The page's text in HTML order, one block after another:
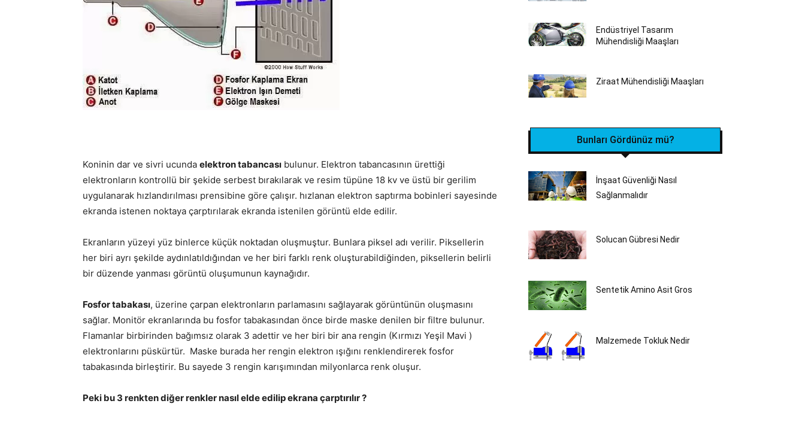
Koninin dar ve sivri ucunda elektron tabancası bulunur. Elektron tabancasının ürettiği
elektronların kontrollü bir şekide serbest bırakılarak ve resim tüpüne 18 kv ve üstü bir gerilim
uygulanarak hızlandırılması prensibine göre çalışır. hızlanan elektron saptırma bobinleri sayesinde
ekranda istenen noktaya çarptırılarak ekranda istenilen görüntü elde edilir.
Ekranların yüzeyi yüz binlerce küçük noktadan oluşmuştur. Bunlara piksel adı verilir. Piksellerin
her biri ayrı şekilde aydınlatıldığından ve her biri farklı renk oluşturabildiğinden, piksellerin belirli
bir düzende yanması görüntü oluşumunun kaynağıdır.
Fosfor tabakası, üzerine çarpan elektronların parlamasını sağlayarak görüntünün oluşmasını
sağlar. Monitör ekranlarında bu fosfor tabakasından önce birde maske denilen bir filtre bulunur.
Flamanlar birbirinden bağımsız olarak 3 adettir ve her biri bir ana rengin (Kırmızı Yeşil Mavi )
elektronlarını püskürtür. Maske burada her rengin elektron ışığını renklendirerek fosfor
tabakasında birleştirir. Bu sayede 3 rengin karışımından milyonlarca renk oluşur.
Peki bu 3 renkten diğer renkler nasıl elde edilip ekrana çarptırılır ?
Endüstriyel Tasarım
Mühendisliği Maaşları
Ziraat Mühendisliği Maaşları
Bunları Gördünüz mü?
İnşaat Güvenliği Nasıl
Sağlanmalıdır
Solucan Gübresi Nedir
Sentetik Amino Asit Gros
Malzemede Tokluk Nedir